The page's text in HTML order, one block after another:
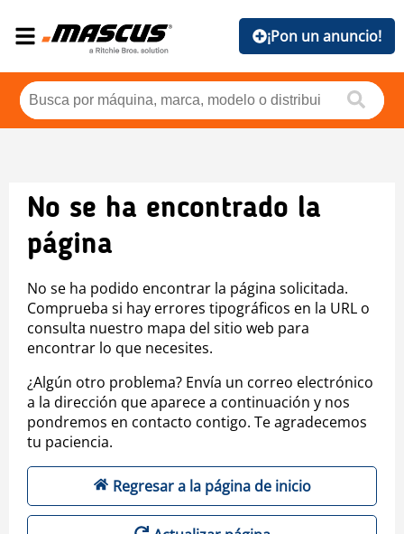
¡Pon un anuncio!
No se ha encontrado la
página
No se ha podido encontrar la página solicitada.
Comprueba si hay errores tipográficos en la URL o
consulta nuestro mapa del sitio web para
encontrar lo que necesites.
¿Algún otro problema? Envía un correo electrónico
a la dirección que aparece a continuación y nos
pondremos en contacto contigo. Te agradecemos
tu paciencia.
Regresar a la página de inicio